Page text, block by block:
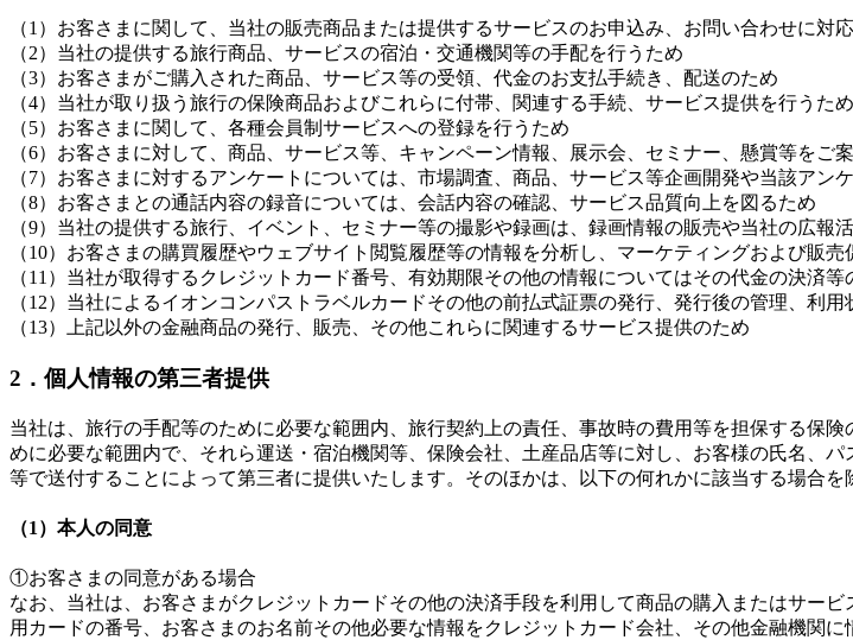
（1）お客さまに関して、当社の販売商品または提供するサービスのお申込み、お問い合わせに対
（2）当社の提供する旅行商品、サービスの宿泊・交通機関等の手配を行うため
（3）お客さまがご購入された商品、サービス等の受領、代金のお支払手続き、配送のため
（4）当社が取り扱う旅行の保険商品およびこれらに付帯、関連する手続、サービス提供を行うため
（5）お客さまに関して、各種会員制サービスへの登録を行うため
（6）お客さまに対して、商品、サービス等、キャンペーン情報、展示会、セミナー、懸賞等をご
（7）お客さまに対するアンケートについては、市場調査、商品、サービス等企画開発や当該アン
（8）お客さまとの通話内容の録音については、会話内容の確認、サービス品質向上を図るため
（9）当社の提供する旅行、イベント、セミナー等の撮影や録画は、録画情報の販売や当社の広報
（10）お客さまの購買履歴やウェブサイト閲覧履歴等の情報を分析し、マーケティングおよび販売
（11）当社が取得するクレジットカード番号、有効期限その他の情報についてはその代金の決済等
（12）当社によるイオンコンパストラベルカードその他の前払式証票の発行、発行後の管理、利
（13）上記以外の金融商品の発行、販売、その他これらに関連するサービス提供のため
2．個人情報の第三者提供
当社は、旅行の手配等のために必要な範囲内、旅行契約上の責任、事故時の費用等を担保する保
めに必要な範囲内で、それら運送・宿泊機関等、保険会社、土産品店等に対し、お客様の氏名、
等で送付することによって第三者に提供いたします。そのほかは、以下の何れかに該当する場合を
（1）本人の同意
①お客さまの同意がある場合
なお、当社は、お客さまがクレジットカードその他の決済手段を利用して商品の購入またはサー
用カードの番号、お客さまのお名前その他必要な情報をクレジットカード会社、その他金融機関